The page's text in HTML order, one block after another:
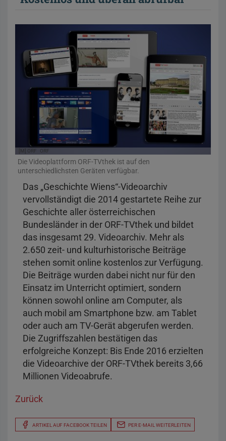
[M] ORF ORF
Die Videoplattform ORF-TVthek ist auf den
unterschiedlichsten Geräten verfügbar.
Das „Geschichte Wiens“-Videoarchiv
vervollständigt die 2014 gestartete Reihe zur
Geschichte aller österreichischen
Bundesländer in der ORF-TVthek und bildet
das insgesamt 29. Videoarchiv. Mehr als
2.650 zeit- und kulturhistorische Beiträge
stehen somit online kostenlos zur Verfügung.
Die Beiträge wurden dabei nicht nur für den
Einsatz im Unterricht optimiert, sondern
können sowohl online am Computer, als
auch mobil am Smartphone bzw. am Tablet
oder auch am TV-Gerät abgerufen werden.
Die Zugriffszahlen bestätigen das
erfolgreiche Konzept: Bis Ende 2016 erzielten
die Videoarchive der ORF-TVthek bereits 3,66
Millionen Videoabrufe.
Zurück
ARTIKEL AUF FACEBOOK TEILEN PER E-MAIL WEITERLEITEN